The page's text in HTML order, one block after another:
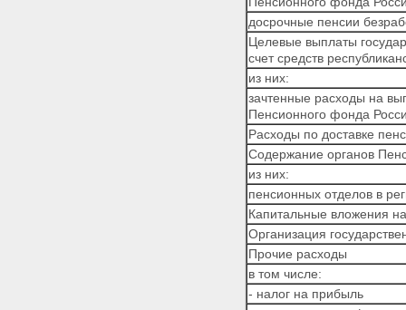
досрочные пенсии
Целевые выплаты
счет средств
из них:
зачтенные расходы на
Пенсионного фонда
Расходы по доставке
Содержание органов
из них:
пенсионных отделов в
Капитальные вложения
Организация
Прочие расходы
в том числе:
- налог на прибыль